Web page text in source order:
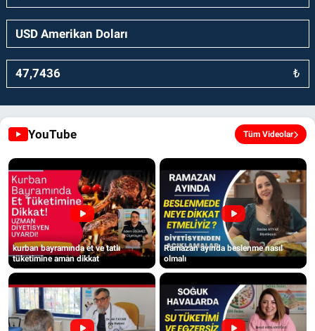
₺
YouTube Tüm Videolar
kurban bayramında et ve tatlı
tüketimine aman dikkat
Ramazan ayında beslenme nasıl
olmalı